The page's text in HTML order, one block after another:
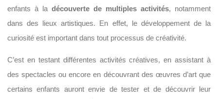
enfants à la découverte de multiples activités, notamment
dans des lieux artistiques. En effet, le développement de la
curiosité est important dans tout processus de créativité.
C’est en testant différentes activités créatives, en assistant à
des spectacles ou encore en découvrant des œuvres d’art que
certains enfants auront envie de tester et de découvrir leur